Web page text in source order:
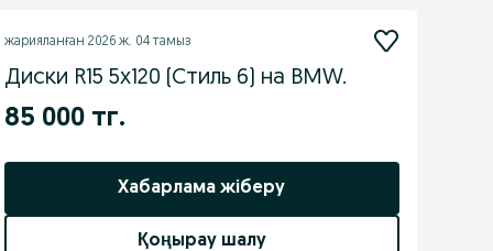
жарияланған 2026 ж. 04 тамыз
Диски R15 5x120 (Стиль 6) на BMW.
85 000 тг.
Хабарлама жіберу
Қоңырау шалу